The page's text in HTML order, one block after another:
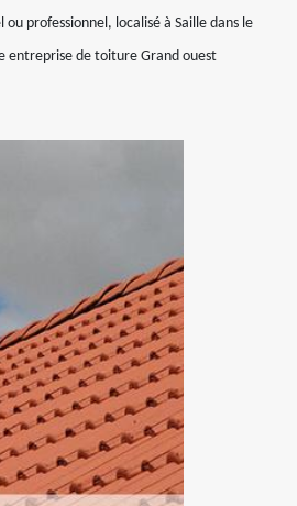
professionnel, localisé à Saille dans le
entreprise de toiture Grand ouest